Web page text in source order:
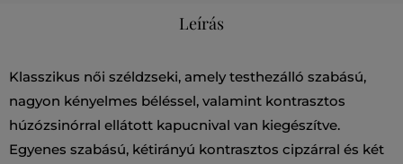
Leírás
Klasszikus női széldzseki, amely testhezálló szabású,
nagyon kényelmes béléssel, valamint kontrasztos
húzózsinórral ellátott kapucnival van kiegészítve.
Egyenes szabású, kétirányú kontrasztos cipzárral és két